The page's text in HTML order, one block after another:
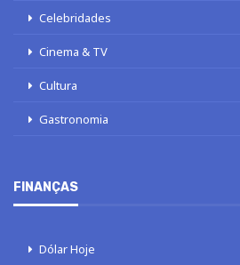
Celebridades
Cinema & TV
Cultura
Gastronomia
FINANÇAS
Dólar Hoje